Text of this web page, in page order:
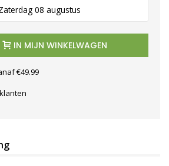
08 augustus
IN MIJN WINKELWAGEN
€49.99